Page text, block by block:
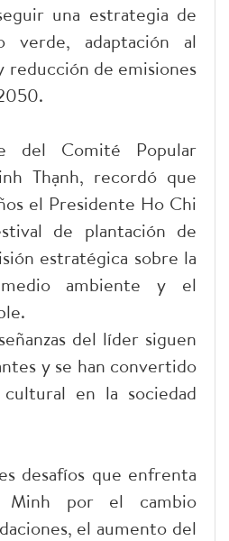
una estrategia de
verde, adaptación al
reducción de emisiones
del Comité Popular
Thạnh, recordó que
el Presidente Ho Chi
de plantación de
estratégica sobre la
ambiente y el
del líder siguen
y se han convertido
en la sociedad
desafíos que enfrenta
Minh por el cambio
el aumento del